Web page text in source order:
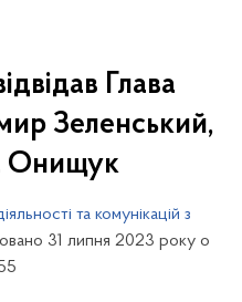
Глава
Зеленський,
Онищук
та комунікацій з
31 липня 2023 року о